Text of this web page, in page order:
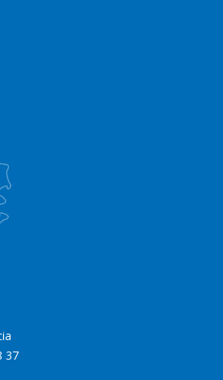
37